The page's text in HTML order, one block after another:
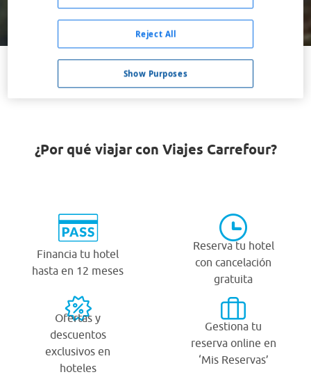
Buscar
VER TODOS LOS HOTELES BARATOS EN LENNOXVILLE
¿Por qué viajar con Viajes Carrefour?
Financia tu hotel
hasta en 12 meses
Reserva tu hotel
con cancelación
gratuita
Ofertas y
descuentos
exclusivos en
hoteles
Gestiona tu
reserva online en
‘Mis Reservas’
Show Purposes
Reject All